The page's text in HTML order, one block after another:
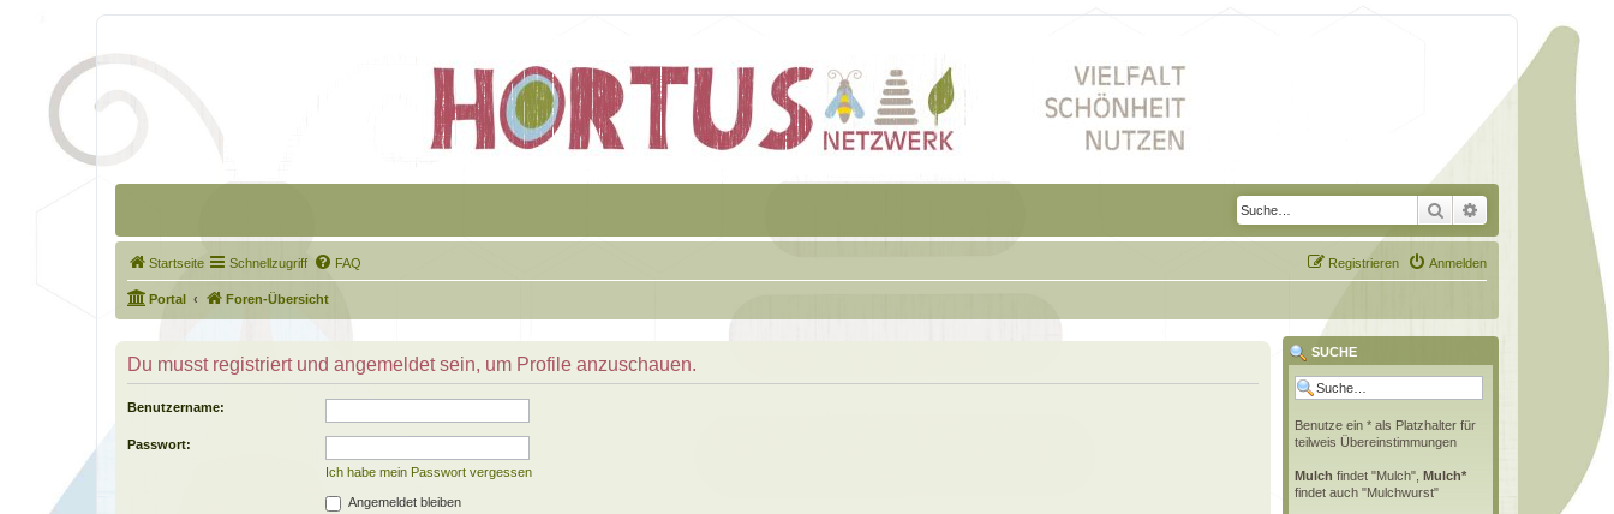
Suche Erweiterte Suche
Startseite Schnellzugriff FAQ Anmelden
Registrieren
Portal Foren-Übersicht
Du musst registriert und angemeldet sein, um Profile anzuschauen.
Benutzername:
Passwort:
Ich habe mein Passwort vergessen
Angemeldet bleiben
SUCHE
Benutze ein * als Platzhalter für
teilweis Übereinstimmungen
Mulch findet "Mulch", Mulch*
findet auch "Mulchwurst"